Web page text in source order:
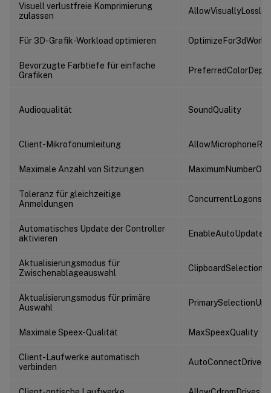
Visuell verlustfreie Komprimierung
zulassen
Für 3D-Grafik-Workload optimieren
Bevorzugte Farbtiefe für einfache
Grafiken
Audioqualität SoundQuality
Client-Mikrofonumleitung
Maximale Anzahl von Sitzungen
Toleranz für gleichzeitige
Anmeldungen
Automatisches Update der Controller
aktivieren
Aktualisierungsmodus für
Zwischenablageauswahl
Aktualisierungsmodus für primäre
Auswahl
Maximale Speex-Qualität MaxSpeexQuality
Client-Laufwerke automatisch
verbinden
AutoConnectDrives